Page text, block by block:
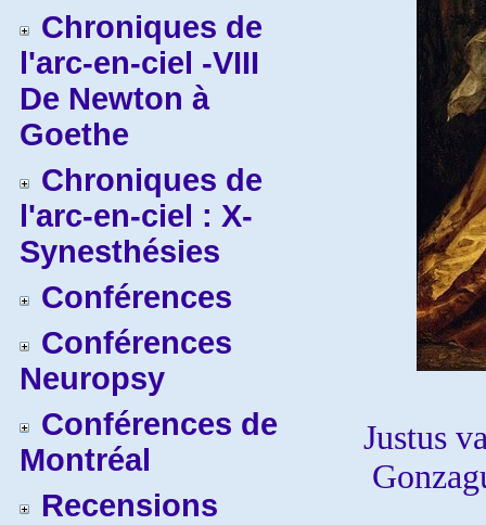
Chroniques de
l'arc-en-ciel -VIII
De Newton à
Goethe
Chroniques de
l'arc-en-ciel : X-
Synesthésies
Conférences
Conférences
Neuropsy
Conférences de
Montréal
Recensions
Justus